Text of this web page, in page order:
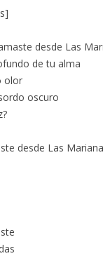
desde Las
de tu alma
olor
oscuro
desde Las